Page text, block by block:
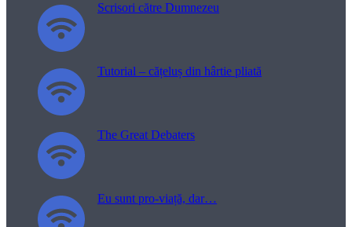
Scrisori către Dumnezeu
Tutorial – cățeluș din hârtie pliată
The Great Debaters
Eu sunt pro-viață, dar…